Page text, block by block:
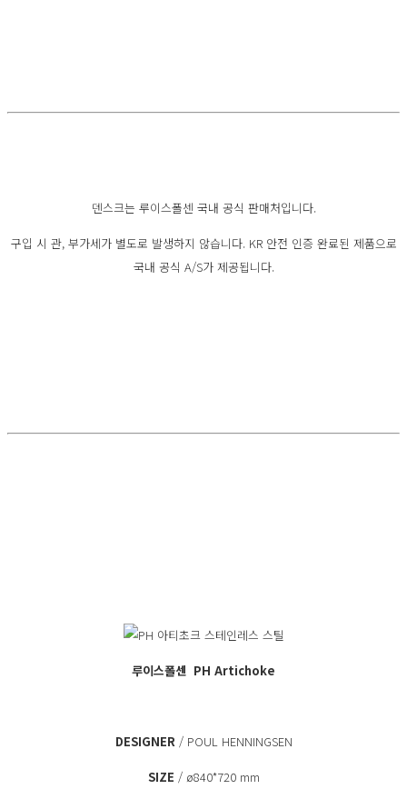
덴스크는 루이스폴센 국내 공식 판매처입니다.
구입 시 관, 부가세가 별도로 발생하지 않습니다. KR 안전 인증 완료된 제품으로
국내 공식 A/S가 제공됩니다.
루이스폴센 PH Artichoke
DESIGNER/ POUL HENNINGSEN
SIZE / ø840*720 mm